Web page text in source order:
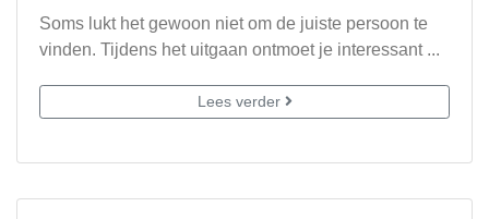
Soms lukt het gewoon niet om de juiste persoon te
vinden. Tijdens het uitgaan ontmoet je interessant ...
Lees verder